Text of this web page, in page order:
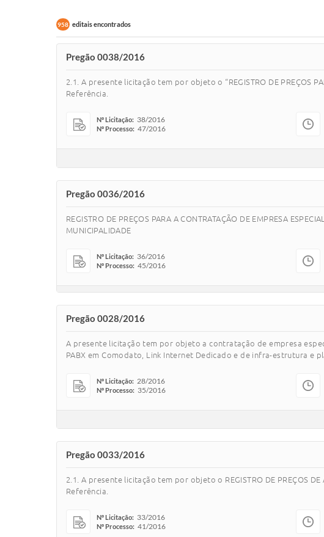
958 editais encontrados
Pregão 0038/2016
2.1. A presente licitação tem por objeto o “REGISTRO DE PREÇOS
Referência.
Nº Licitação: 38/2016
Nº Processo: 47/2016
Pregão 0036/2016
REGISTRO DE PREÇOS PARA A CONTRATAÇÃO DE EMPRESA
MUNICIPALIDADE
Nº Licitação: 36/2016
Nº Processo: 45/2016
Pregão 0028/2016
A presente licitação tem por objeto a contratação de empresa
PABX em Comodato, Link Internet Dedicado e de infra-estrutura e
Nº Licitação: 28/2016
Nº Processo: 35/2016
Pregão 0033/2016
2.1. A presente licitação tem por objeto o REGISTRO DE PREÇOS DE
Referência.
Nº Licitação: 33/2016
Nº Processo: 41/2016